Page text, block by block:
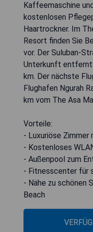
Kaffeemaschine
kostenlosen
Haartrockner. Im
Resort finden Sie
vor. Der Suluban-
Unterkunft entfernt
km. Der nächste
Flughafen Ngurah
km vom The Asa
Vorteile:
- Luxuriöse Zimmer
- Kostenloses
- Außenpool zum
- Fitnesscenter für
- Nähe zu schönen
Beach